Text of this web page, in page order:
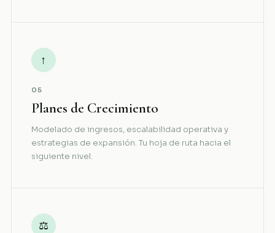
↑
05
Planes de Crecimiento
Modelado de ingresos, escalabilidad operativa y
estrategias de expansión. Tu hoja de ruta hacia el
siguiente nivel.
⚖